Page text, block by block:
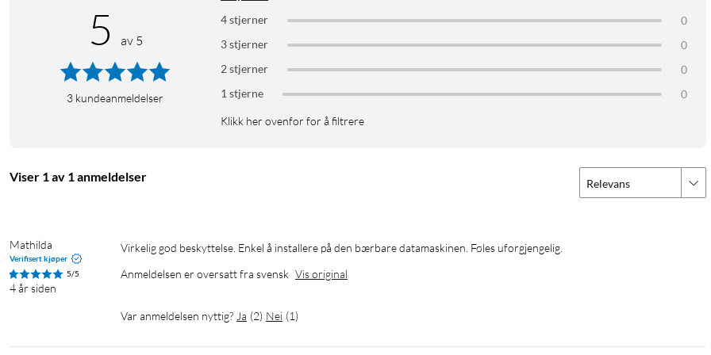
5 av 5
3 kundeanmeldelser
4 stjerner
0
3 stjerner
0
2 stjerner
0
1 stjerne
0
Klikk her ovenfor for å filtrere
Viser 1 av 1 anmeldelser Relevans
Mathilda
Verifisert kjøper
5/5
4 år siden
Virkelig god beskyttelse. Enkel å installere på den bærbare datamaskinen. Føles uforgjengelig.
Anmeldelsen er oversatt fra svensk Vis original
Var anmeldelsen nyttig? Ja (2) Nei (1)